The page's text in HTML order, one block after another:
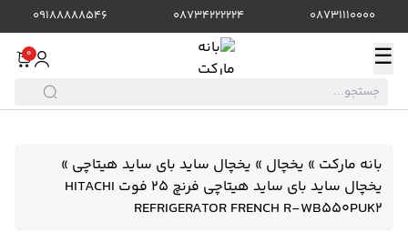
08731110000
08734222224
09188888546
☰
0
بانه مارکت » یخچال » یخچال ساید بای ساید هیتاچی »
یخچال ساید بای ساید هیتاچی فرنچ 25 فوت HITACHI
REFRIGERATOR FRENCH R-WB550PUK2